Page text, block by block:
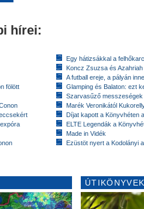
hírei:
fölött
Egy hátizsákkal a
Koncz Zsuzsa és
A futball ereje, a pályán
Glamping és Balaton: ezt
Szarvasűző messzeségek
Marék Veronikától
Díjat kapott a Könyvhéten
ELTE Legendák a
Made in Vidék
Ezüstöt nyert a Kodolányi